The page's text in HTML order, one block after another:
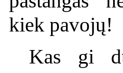
kiek pavojų!
Kas gi